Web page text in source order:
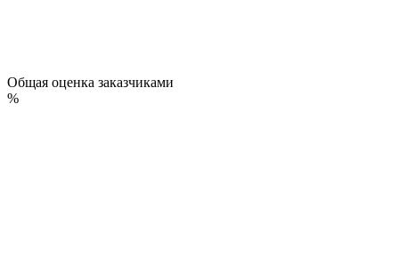
Общая оценка заказчиками
%